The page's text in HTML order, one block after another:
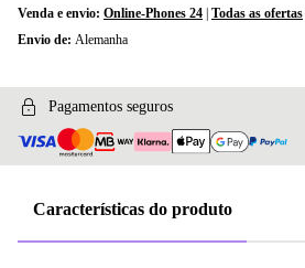
Venda e envio: Online-Phones 24 Todas as ofertas
Envio de: Alemanha
Pagamentos seguros
Características do produto